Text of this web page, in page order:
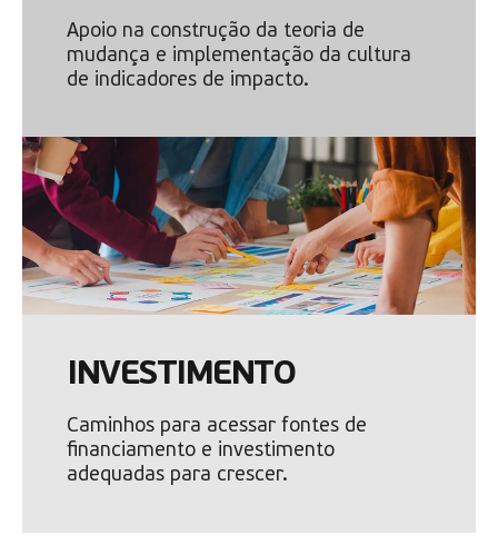
Apoio na construção da teoria de
mudança e implementação da cultura
de indicadores de impacto.
INVESTIMENTO
Caminhos para acessar fontes de
financiamento e investimento
adequadas para crescer.